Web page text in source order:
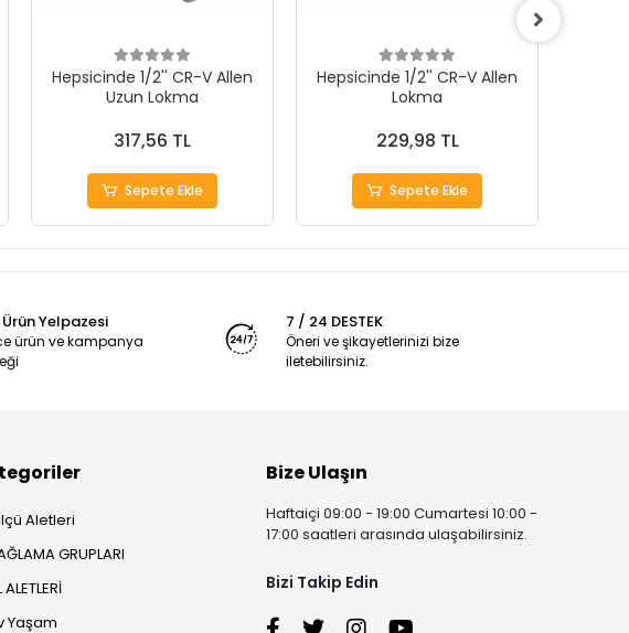
Hepsicinde 1/2'' CR-V Allen
Uzun Lokma
317,56 TL
Sepete Ekle
Hepsicinde 1/2'' CR-V Allen
Lokma
229,98 TL
Sepete Ekle
Yelpazesi
ürün ve kampanya
7 / 24 DESTEK
Öneri ve şikayetlerinizi bize
iletebilirsiniz.
Aletleri
GRUPLARI
ALETLERİ
Yaşam
Bize Ulaşın
Haftaiçi 09:00 - 19:00 Cumartesi 10:00 -
17:00 saatleri arasında ulaşabilirsiniz.
Bizi Takip Edin